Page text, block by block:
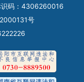
识码：4306260016
号